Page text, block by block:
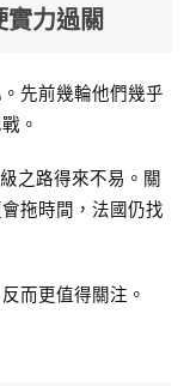
力過關
先前幾輪他們幾乎
。
之路得來不易。關
拖時間，法國仍找
而更值得關注。